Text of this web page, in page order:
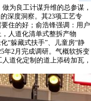
为良工计谋升维的总参谋，
深度洞察。其23项工艺专
住的好；俞浩锋强调：用户
人道化清单式整拆产物
“躲藏式扶手”、儿童房“静
年2月完成调研。气概软拆变
道化定制的道上添砖加瓦，